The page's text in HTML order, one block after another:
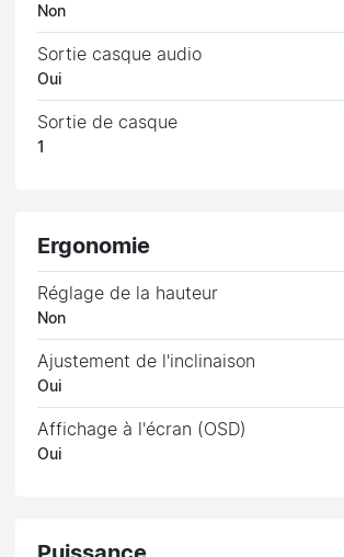
Non
Sortie casque audio
Oui
Sortie de casque
1
Ergonomie
Réglage de la hauteur
Non
Ajustement de l'inclinaison
Oui
Affichage à l'écran (OSD)
Oui